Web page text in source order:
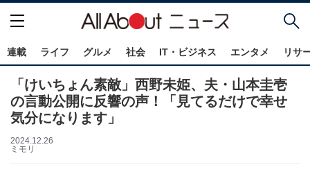
連載 ライフ グルメ 社会 IT・ビジネス エンタメ リサ
「けいちょん素敵」西野未姫、夫・山本圭壱
の言動公開に反響の声！「見てるだけで幸せ
気分になります」
2024.12.26
ミモリ